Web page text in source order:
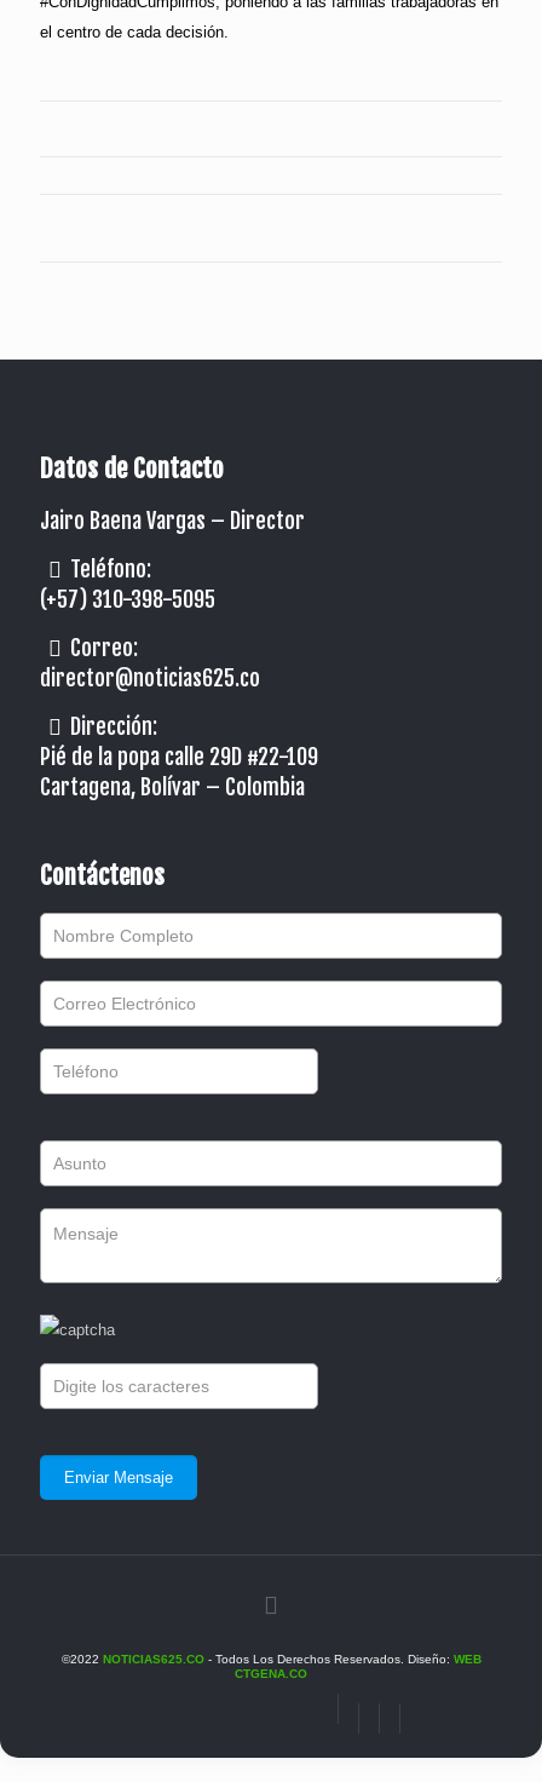
el centro de cada decisión.
Datos de Contacto
Jairo Baena Vargas – Director
Teléfono:
(+57) 310-398-5095
Correo:
director@noticias625.co
Dirección:
Pié de la popa calle 29D #22-109
Cartagena, Bolívar – Colombia
Contáctenos
©2022 NOTICIAS625.CO- Todos Los Derechos Reservados. Diseño: WEB
CTGENA.CO